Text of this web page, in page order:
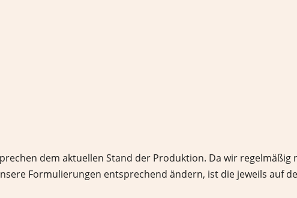
dem aktuellen Stand der Produktion. Da wir regelmäßig
Formulierungen entsprechend ändern, ist die jeweils auf